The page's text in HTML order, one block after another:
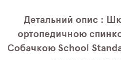
Детальний опис :
ортопедичною
Собачкою School